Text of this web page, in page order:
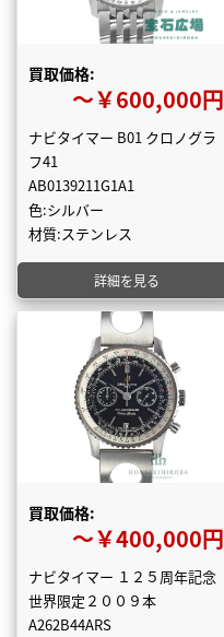
買取価格:
〜￥600,000円
ナビタイマー B01 クロノグラ
フ41
AB0139211G1A1
色:シルバー
材質:ステンレス
詳細を見る
買取価格:
〜￥400,000円
ナビタイマー １２５周年記念
世界限定２００９本
A262B44ARS